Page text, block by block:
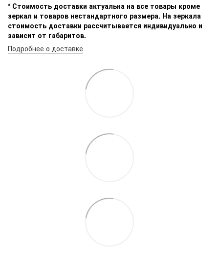
* Стоимость доставки актуальна на все товары кроме
зеркал и товаров нестандартного размера. На зеркала
стоимость доставки рассчитывается индивидуально и
зависит от габаритов.
Подробнее о доставке